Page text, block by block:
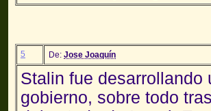
5 De: Jose Joaquín
Stalin fue desarrollando
gobierno, sobre todo